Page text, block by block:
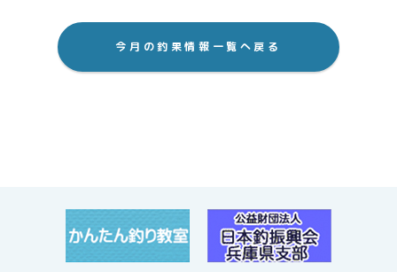
今月の釣果情報一覧へ戻る